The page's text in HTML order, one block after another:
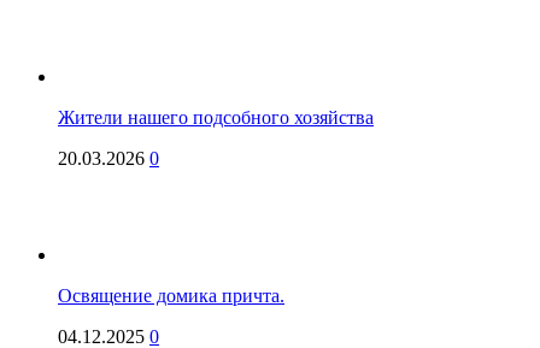
Жители нашего подсобного хозяйства
20.03.2026 0
Освящение домика причта.
04.12.2025 0